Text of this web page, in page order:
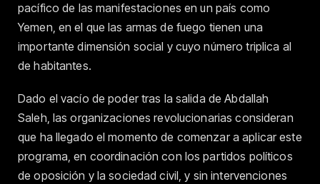
pacífico de las manifestaciones en un país como
Yemen, en el que las armas de fuego tienen una
importante dimensión social y cuyo número triplica al
de habitantes.
Dado el vacío de poder tras la salida de Abdallah
Saleh, las organizaciones revolucionarias consideran
que ha llegado el momento de comenzar a aplicar este
programa, en coordinación con los partidos políticos
de oposición y la sociedad civil, y sin intervenciones